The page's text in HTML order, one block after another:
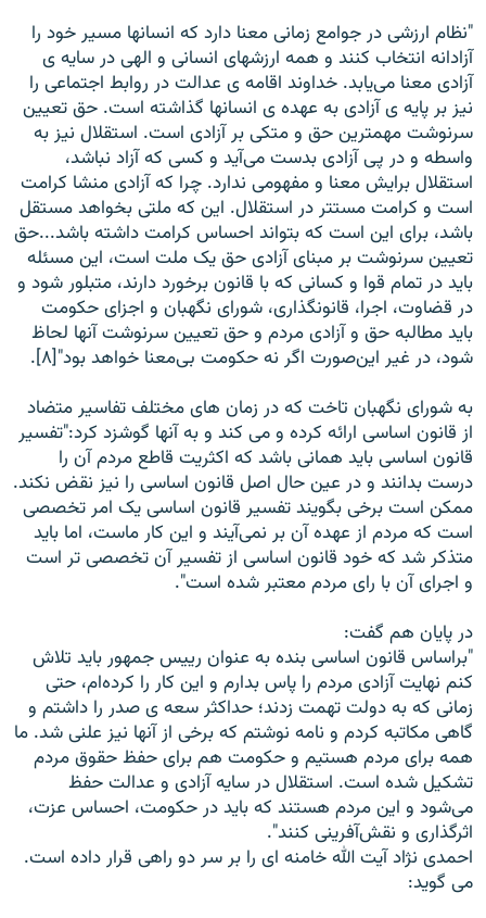
"نظام ارزشی در جوامع زمانی معنا دارد که انسانها مسير خود را
آزادانه انتخاب کنند و همه ارزشهای انسانی و الهی در سايه ی
آزادی معنا می‌يابد. خداوند اقامه ی عدالت در روابط اجتماعی را
نيز بر پايه ی آزادی به عهده ی انسانها گذاشته است. حق تعيين
سرنوشت مهمترين حق و متکی بر آزادی است. استقلال نيز به
واسطه و در پی آزادی بدست می‌آيد و کسی که آزاد نباشد،
استقلال برايش معنا و مفهومی ندارد. چرا که آزادی منشا کرامت
است و کرامت مستتر در استقلال. اين که ملتی بخواهد مستقل
باشد، برای اين است که بتواند احساس کرامت داشته باشد...حق
تعيين سرنوشت بر مبنای آزادی حق يک ملت است، اين مسئله
بايد در تمام قوا و کسانی که با قانون برخورد دارند، متبلور شود و
در قضاوت، اجرا،‌ قانونگذاری، شورای نگهبان و اجزای حکومت
بايد مطالبه حق و‌ آزادی مردم و حق تعيين سرنوشت آنها لحاظ
شود، در غير اين‌صورت اگر نه حکومت بی‌معنا خواهد بود"[۸].
به شورای نگهبان تاخت که در زمان های مختلف تفاسير متضاد
از قانون اساسی ارائه کرده و می کند و به آنها گوشزد کرد:"تفسير
قانون اساسی بايد همانی باشد که اکثريت قاطع مردم آن را
درست بدانند و در عين حال اصل قانون اساسی را نيز نقض نکند.
ممکن است برخی بگويند تفسير قانون اساسی يک امر تخصصی
است که مردم از عهده آن بر نمی‌آيند و اين کار ماست، اما بايد
متذکر شد که خود قانون اساسی از تفسير آن تخصصی تر است
و اجرای آن با رای مردم معتبر شده است".
در پايان هم گفت:
"براساس قانون اساسی بنده به عنوان رييس جمهور بايد تلاش
کنم نهايت آزادی مردم را پاس بدارم و اين کار را کرده‌ام، حتی
زمانی که به دولت تهمت زدند؛ حداکثر سعه ی صدر را داشتم و
گاهی مکاتبه کردم و نامه نوشتم که برخی از آنها نيز علنی شد. ما
همه برای مردم هستيم و حکومت هم برای حفظ حقوق مردم
تشکيل شده است. استقلال در سايه آزادی و عدالت حفظ
می‌شود و اين مردم هستند که بايد در حکومت، احساس عزت،
اثرگذاری و نقش‌آفرينی کنند".
احمدی نژاد آيت الله خامنه ای را بر سر دو راهی قرار داده است.
می گويد: